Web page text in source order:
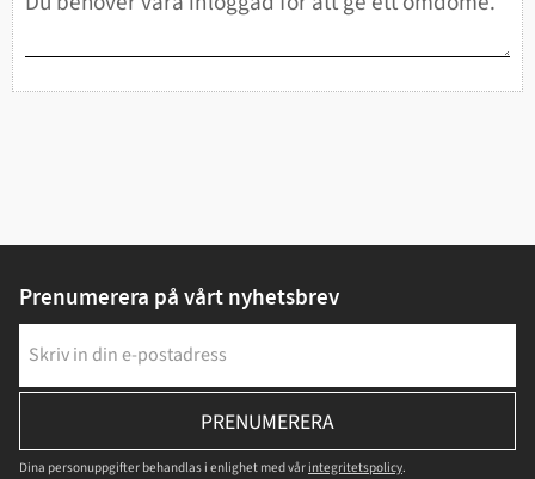
Prenumerera på vårt nyhetsbrev
PRENUMERERA
Dina personuppgifter behandlas i enlighet med vår integritetspolicy.